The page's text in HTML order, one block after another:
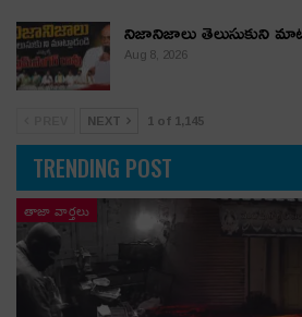
నిజానిజాలు తెలుసుకుని
Aug 8, 2026
NEXT 1 of 1,145
TRENDING POST
తాజా వార్తలు